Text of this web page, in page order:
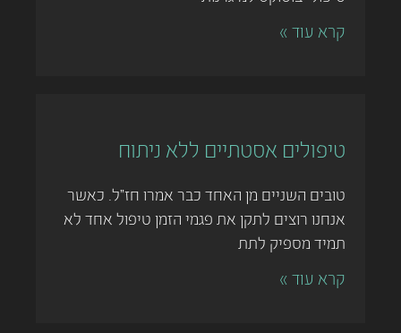
קרא עוד »
טיפולים אסטתיים ללא ניתוח
טובים השניים מן האחד כבר אמרו חז"ל. כאשר
אנחנו רוצים לתקן את פגמי הזמן טיפול אחד לא
תמיד מספיק לתת
קרא עוד »